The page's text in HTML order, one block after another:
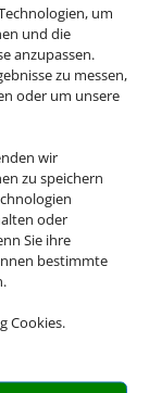
um
und die
anzupassen.
zu messen,
oder um unsere
wir
zu speichern
oder
Sie ihre
bestimmte
Cookies.